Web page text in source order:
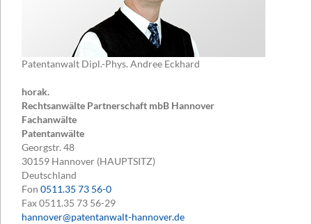
Patentanwalt Dipl.-Phys. Andree Eckhard
horak.
Rechtsanwälte Partnerschaft mbB Hannover
Fachanwälte
Patentanwälte
Georgstr. 48
30159 Hannover (HAUPTSITZ)
Deutschland
Fon 0511.35 73 56-0
Fax0511.35 73 56-29
hannover@patentanwalt-hannover.de